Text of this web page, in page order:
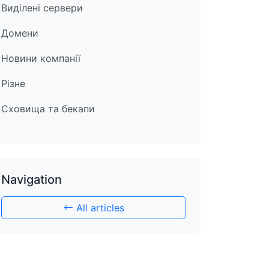
Виділені сервери
Домени
Новини компанії
Різне
Сховища та бекапи
Navigation
All articles